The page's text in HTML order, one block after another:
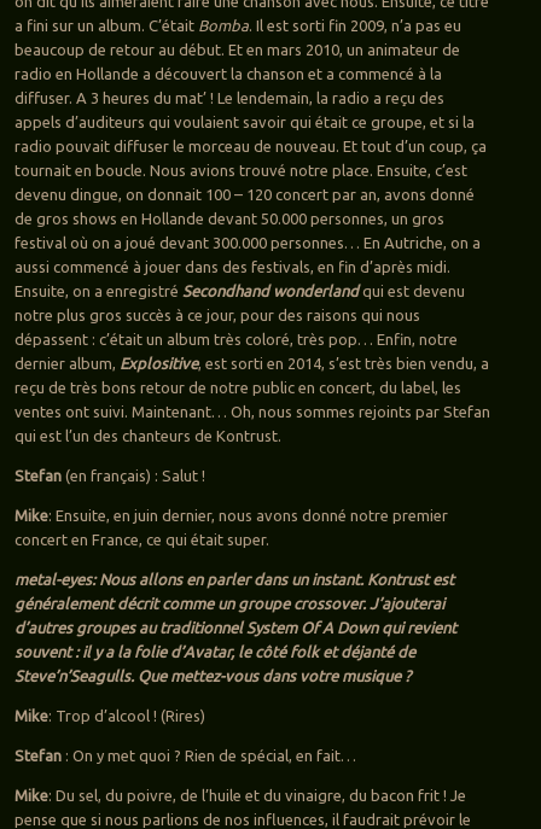
a fini sur un album. C’était Bomba. Il est sorti fin 2009, n’a pas eu
beaucoup de retour au début. Et en mars 2010, un animateur de
radio en Hollande a découvert la chanson et a commencé à la
diffuser. A 3 heures du mat’ ! Le lendemain, la radio a reçu des
appels d’auditeurs qui voulaient savoir qui était ce groupe, et si la
radio pouvait diffuser le morceau de nouveau. Et tout d’un coup, ça
tournait en boucle. Nous avions trouvé notre place. Ensuite, c’est
devenu dingue, on donnait 100 – 120 concert par an, avons donné
de gros shows en Hollande devant 50.000 personnes, un gros
festival où on a joué devant 300.000 personnes… En Autriche, on a
aussi commencé à jouer dans des festivals, en fin d’après midi.
Ensuite, on a enregistré Secondhand wonderlandqui est devenu
notre plus gros succès à ce jour, pour des raisons qui nous
dépassent : c’était un album très coloré, très pop… Enfin, notre
dernier album, Explositive, est sorti en 2014, s’est très bien vendu, a
reçu de très bons retour de notre public en concert, du label, les
ventes ont suivi. Maintenant… Oh, nous sommes rejoints par Stefan
qui est l’un des chanteurs de Kontrust.
Stefan (en français) : Salut !
Mike: Ensuite, en juin dernier, nous avons donné notre premier
concert en France, ce qui était super.
metal-eyes: Nous allons en parler dans un instant. Kontrust est
généralement décrit comme un groupe crossover. J’ajouterai
d’autres groupes au traditionnel System Of A Down qui revient
souvent : il y a la folie d’Avatar, le côté folk et déjanté de
Steve’n’Seagulls. Que mettez-vous dans votre musique ?
Mike: Trop d’alcool ! (Rires)
Stefan : On y met quoi ? Rien de spécial, en fait…
Mike: Du sel, du poivre, de l’huile et du vinaigre, du bacon frit ! Je
pense que si nous parlions de nos influences, il faudrait prévoir le